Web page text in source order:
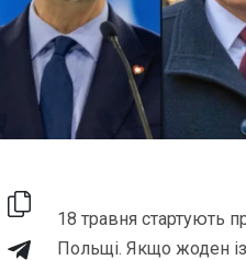
18 травня стартують
Польщі. Якщо жоден